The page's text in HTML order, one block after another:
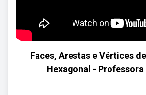
Faces, Arestas e Vértices
Hexagonal - Professora